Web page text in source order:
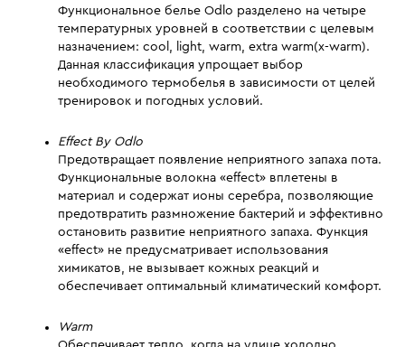
Функциональное белье Odlo разделено на четыре
температурных уровней в соответствии с целевым
назначением: cool, light, warm, extra warm(x-warm).
Данная классификация упрощает выбор
необходимого термобелья в зависимости от целей
тренировок и погодных условий.
Effect By Odlo
Предотвращает появление неприятного запаха пота.
Функциональные волокна «effect» вплетены в
материал и содержат ионы серебра, позволяющие
предотвратить размножение бактерий и эффективно
остановить развитие неприятного запаха. Функция
«effect» не предусматривает использования
химикатов, не вызывает кожных реакций и
обеспечивает оптимальный климатический комфорт.
Warm